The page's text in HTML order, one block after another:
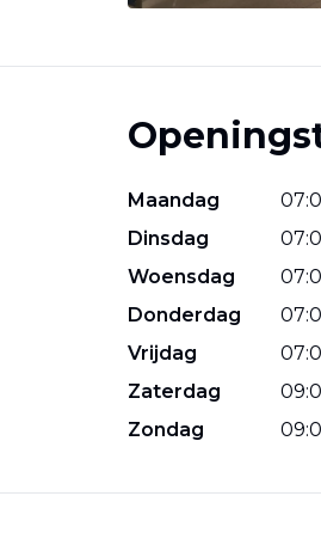
Maandag 07:
Dinsdag
07:
Woensdag
07:
Donderdag
07:
Vrijdag
07:
Zaterdag
09:
Zondag
09: